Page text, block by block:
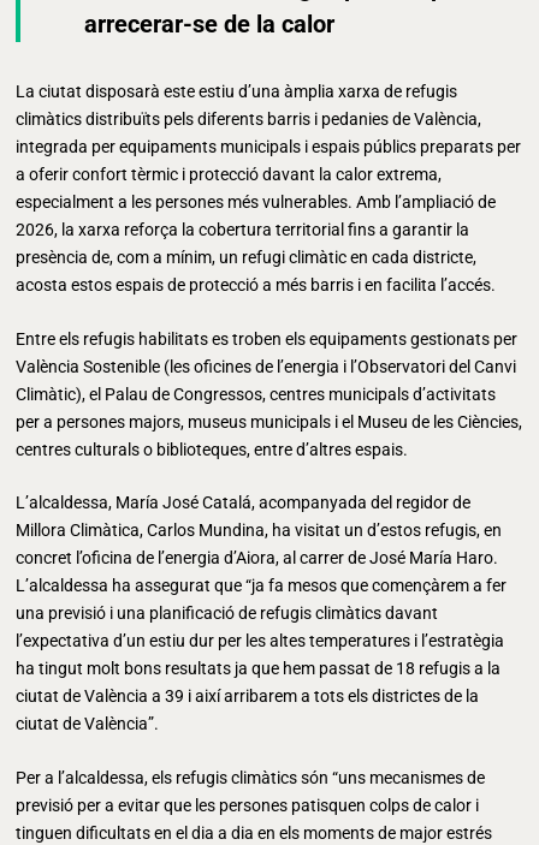
arrecerar-se de la calor
La ciutat disposarà este estiu d’una àmplia xarxa de refugis
climàtics distribuïts pels diferents barris i pedanies de València,
integrada per equipaments municipals i espais públics preparats per
a oferir confort tèrmic i protecció davant la calor extrema,
especialment a les persones més vulnerables. Amb l’ampliació de
2026, la xarxa reforça la cobertura territorial fins a garantir la
presència de, com a mínim, un refugi climàtic en cada districte,
acosta estos espais de protecció a més barris i en facilita l’accés.
Entre els refugis habilitats es troben els equipaments gestionats per
València Sostenible (les oficines de l’energia i l’Observatori del Canvi
Climàtic), el Palau de Congressos, centres municipals d’activitats
per a persones majors, museus municipals i el Museu de les Ciències,
centres culturals o biblioteques, entre d’altres espais.
L’alcaldessa, María José Catalá, acompanyada del regidor de
Millora Climàtica, Carlos Mundina, ha visitat un d’estos refugis, en
concret l’oficina de l’energia d’Aiora, al carrer de José María Haro.
L’alcaldessa ha assegurat que “ja fa mesos que començàrem a fer
una previsió i una planificació de refugis climàtics davant
l’expectativa d’un estiu dur per les altes temperatures i l’estratègia
ha tingut molt bons resultats ja que hem passat de 18 refugis a la
ciutat de València a 39 i així arribarem a tots els districtes de la
ciutat de València”.
Per a l’alcaldessa, els refugis climàtics són “uns mecanismes de
previsió per a evitar que les persones patisquen colps de calor i
tinguen dificultats en el dia a dia en els moments de major estrés